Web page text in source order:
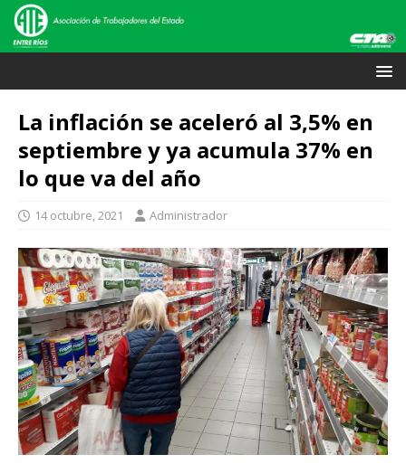
La inflación se aceleró al 3,5% en
septiembre y ya acumula 37% en
lo que va del año
14 octubre, 2021 Administrador